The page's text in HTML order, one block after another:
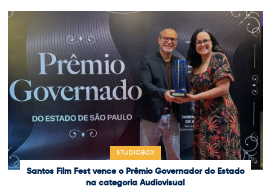
STUDIOBOX
Santos Film Fest vence o Prêmio Governador do Estado
na categoria Audiovisual